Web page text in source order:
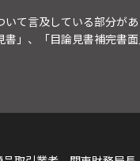
て言及している部分が
」、「目論見書補完書